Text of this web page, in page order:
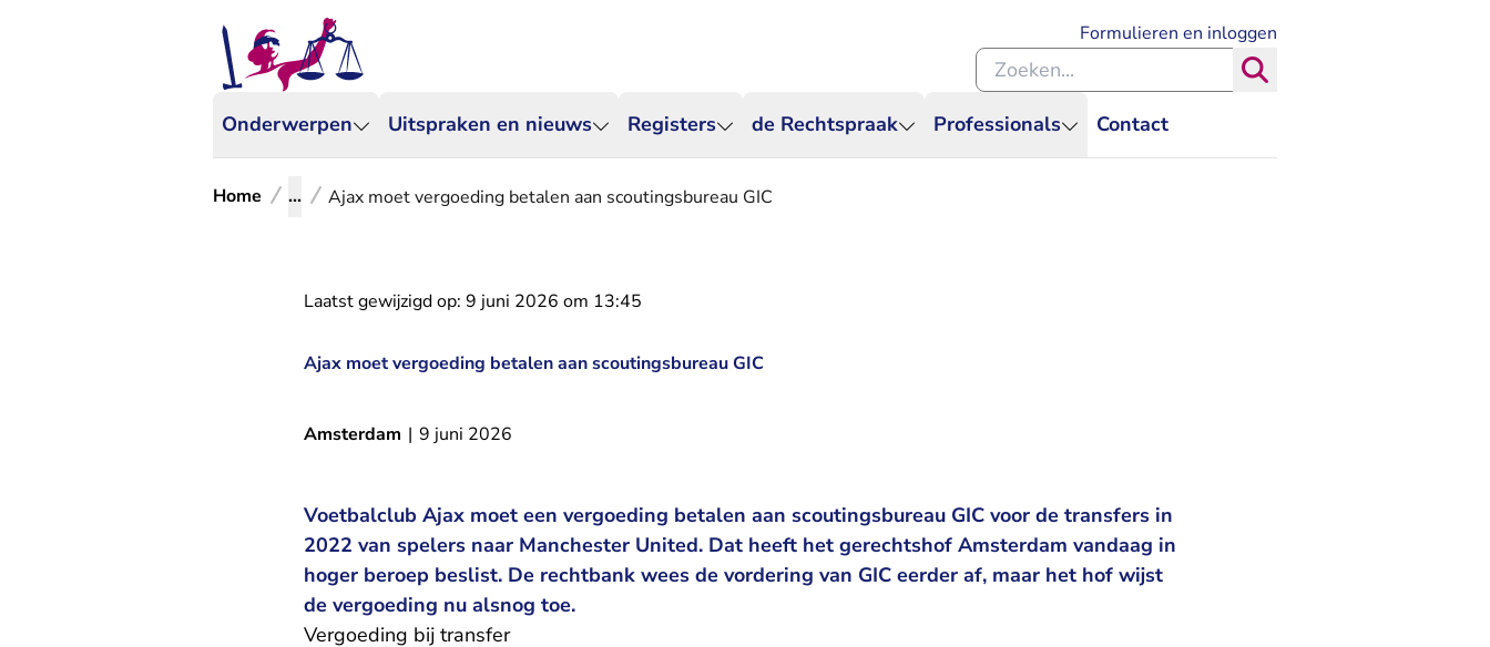
Onderwerpen Uitspraken en nieuws Registers de Rechtspraak Professionals Contact
Formulieren en inloggen
Zoeken binnen de Rechtspraak
Home ... Ajax moet vergoeding betalen aan scoutingsbureau GIC
Laatst gewijzigd op: 9 juni 2026 om 13:45
Ajax moet vergoeding betalen aan scoutingsbureau GIC
Amsterdam | 9 juni 2026
Voetbalclub Ajax moet een vergoeding betalen aan scoutingsbureau GIC voor de transfers in
2022 van spelers naar Manchester United. Dat heeft het gerechtshof Amsterdam vandaag in
hoger beroep beslist. De rechtbank wees de vordering van GIC eerder af, maar het hof wijst
de vergoeding nu alsnog toe.
Vergoeding bij transfer